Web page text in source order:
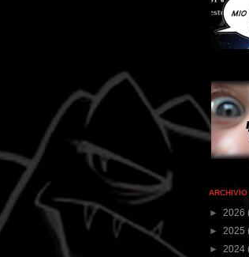
► 2026
► 2025
► 2024